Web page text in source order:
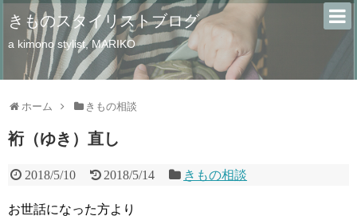
きものスタイリストブログ
a kimono stylist, MARIKO
ホーム きもの相談
裄（ゆき）直し
2018/5/10 2018/5/14 きもの相談
お世話になった方より